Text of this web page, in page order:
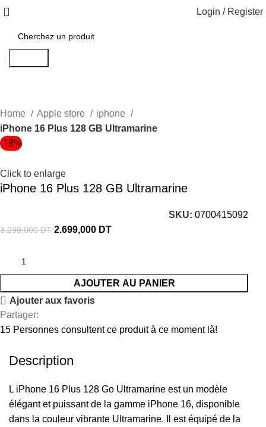
Login / Register
Home Apple store
iphone
iPhone 16 Plus 128 GB Ultramarine
-18%
Click to enlarge
iPhone 16 Plus 128 GB Ultramarine
SKU:0700415092
3.299,000DT 2.699,000 DT
AJOUTER AU PANIER
Ajouter aux favoris
Partager:
15 Personnes consultent ce produit à ce moment là!
Description
L iPhone 16 Plus 128 Go Ultramarine est un modèle
élégant et puissant de la gamme iPhone 16, disponible
dans la couleur vibrante Ultramarine. Il est équipé de la